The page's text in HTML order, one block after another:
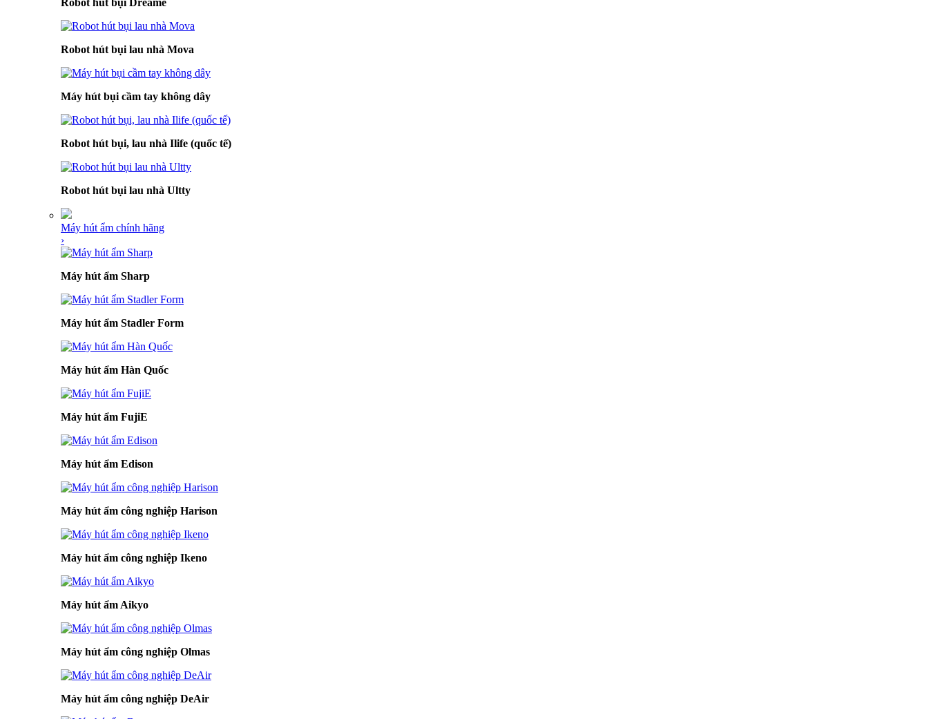
Robot hút bụi Dreame
Robot hút bụi lau nhà Mova
Máy hút bụi cầm tay không dây
Robot hút bụi, lau nhà Ilife (quốc tế)
Robot hút bụi lau nhà Ultty
Máy hút ẩm chính hãng
›
Máy hút ẩm Sharp
Máy hút ẩm Stadler Form
Máy hút ẩm Hàn Quốc
Máy hút ẩm FujiE
Máy hút ẩm Edison
Máy hút ẩm công nghiệp Harison
Máy hút ẩm công nghiệp Ikeno
Máy hút ẩm Aikyo
Máy hút ẩm công nghiệp Olmas
Máy hút ẩm công nghiệp DeAir